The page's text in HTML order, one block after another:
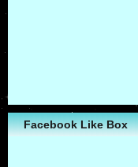
Facebook Like Box